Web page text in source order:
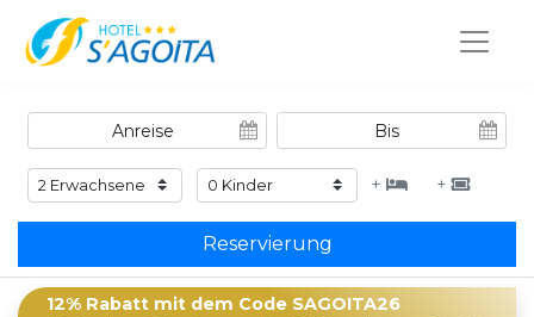
+ +
Reservierung
12% Rabatt mit dem Code SAGOITA26